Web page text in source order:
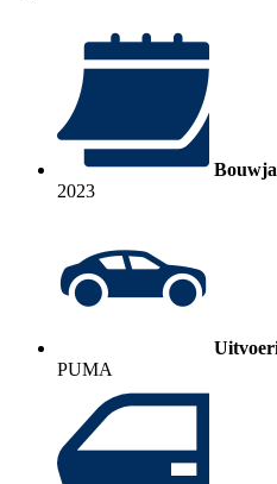
2023
PUMA